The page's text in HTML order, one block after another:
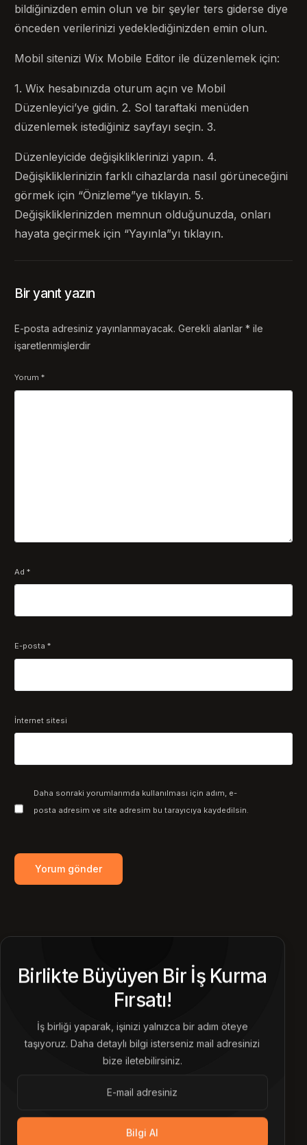
bildiğinizden emin olun ve bir şeyler ters giderse diye
önceden verilerinizi yedeklediğinizden emin olun.
Mobil sitenizi Wix Mobile Editor ile düzenlemek için:
1. Wix hesabınızda oturum açın ve Mobil
Düzenleyici’ye gidin. 2. Sol taraftaki menüden
düzenlemek istediğiniz sayfayı seçin. 3.
Düzenleyicide değişikliklerinizi yapın. 4.
Değişikliklerinizin farklı cihazlarda nasıl görüneceğini
görmek için “Önizleme”ye tıklayın. 5.
Değişikliklerinizden memnun olduğunuzda, onları
hayata geçirmek için “Yayınla”yı tıklayın.
Bir yanıt yazın
E-posta adresiniz yayınlanmayacak. Gerekli alanlar* ile
işaretlenmişlerdir
Yorum*
Ad*
E-posta*
İnternet sitesi
Daha sonraki yorumlarımda kullanılması için adım, e-
posta adresim ve site adresim bu tarayıcıya kaydedilsin.
Birlikte Büyüyen Bir İş Kurma
Fırsatı!
İş birliği yaparak, işinizi yalnızca bir adım öteye
taşıyoruz. Daha detaylı bilgi isterseniz mail adresinizi
bize iletebilirsiniz.
Bilgi Al